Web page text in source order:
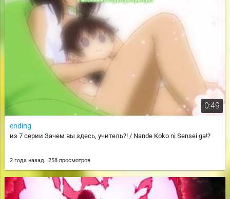
0:49
ending
из 7 серии Зачем вы здесь, учитель?! / Nande Koko ni Sensei ga!?
2 года назад 258 просмотров